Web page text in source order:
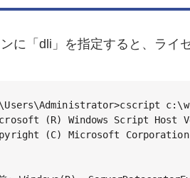
に「dli」を指定すると、ライ
(R) Windows Script Host
(C) Microsoft